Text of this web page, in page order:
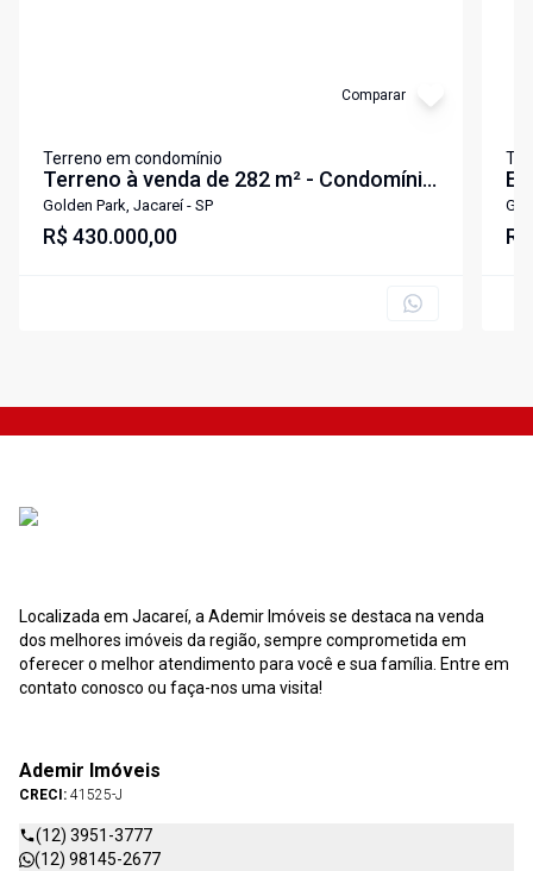
Comparar
Terreno em condomínio
Terreno à venda de 282 m² - Condomínio
Golden Park em Jacareí-SP
Golden Park, Jacareí - SP
R$ 430.000,00
Localizada em Jacareí, a Ademir Imóveis se destaca na venda
dos melhores imóveis da região, sempre comprometida em
oferecer o melhor atendimento para você e sua família. Entre em
contato conosco ou faça-nos uma visita!
Ademir Imóveis
CRECI: 41525-J
(12) 3951-3777
(12) 98145-2677